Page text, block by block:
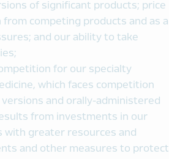
of significant products; price
competing products and as a
and our ability to take
for our specialty
which faces competition
and orally-administered
from investments in our
with greater resources and
and other measures to protect